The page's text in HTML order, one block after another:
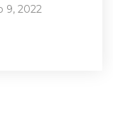
9, 2022